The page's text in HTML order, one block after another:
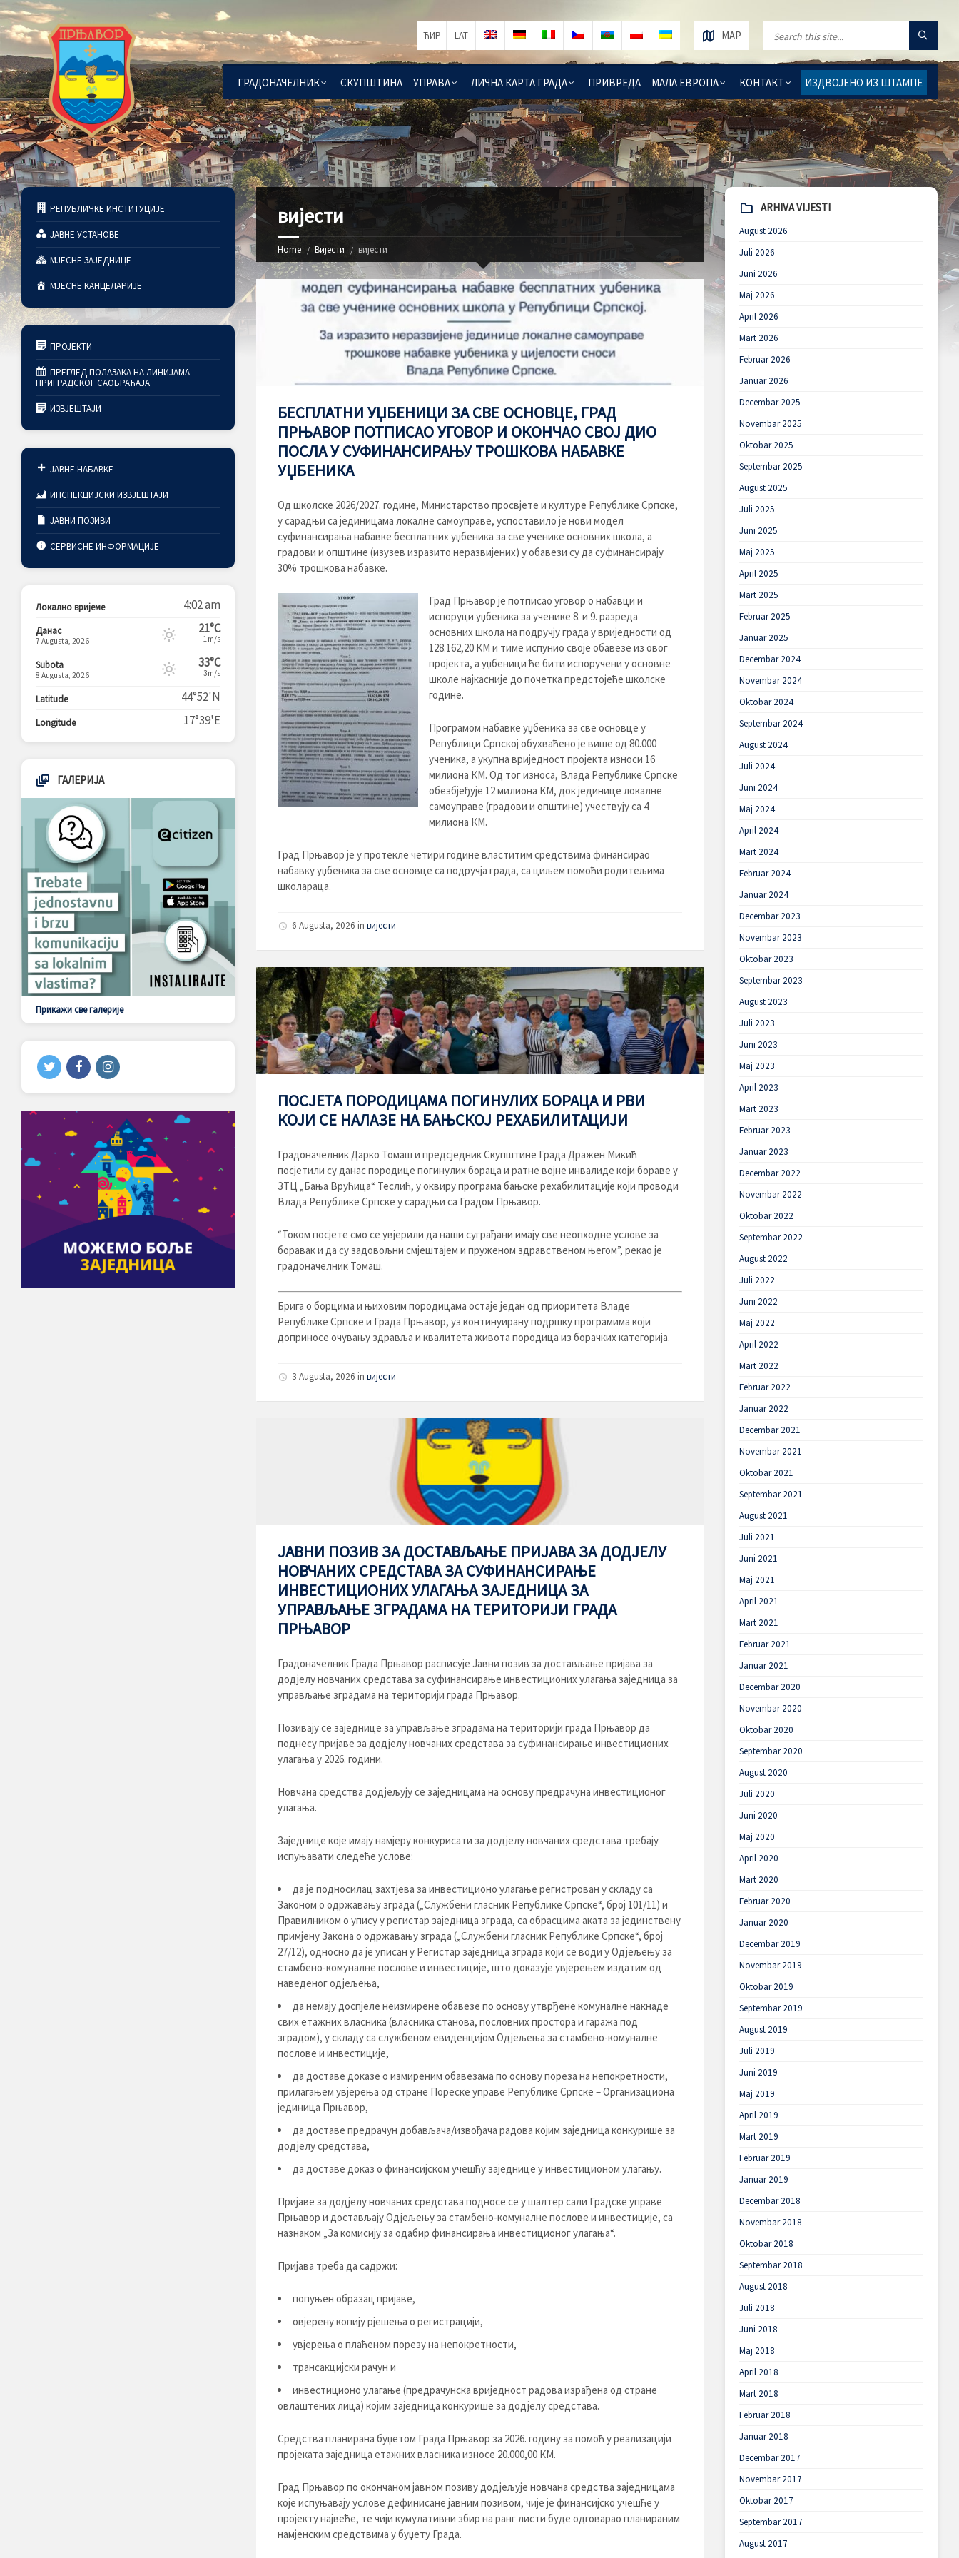
ГРАДОНАЧЕЛНИК СКУПШТИНА УПРАВА ЛИЧНА КАРТА ГРАДА ПРИВРЕДА МАЛА ЕВРОПА КОНТАКТ ИЗДВОЈЕНО ИЗ ШТАМПЕ
MAP
ЋИР LAT
вијести
Home Вијести вијести
БЕСПЛАТНИ УЏБЕНИЦИ ЗА СВЕ ОСНОВЦЕ, ГРАД
ПРЊАВОР ПОТПИСАО УГОВОР И ОКОНЧАО СВОЈ ДИО
ПОСЛА У СУФИНАНСИРАЊУ ТРОШКОВА НАБАВКЕ
УЏБЕНИКА
Од школске 2026/2027. године, Министарство просвјете и културе Републике Српске,
у сарадњи са јединицама локалне самоуправе, успоставило је нови модел
суфинансирања набавке бесплатних уџбеника за све ученике основних школа, а
градови и општине (изузев изразито неразвијених) у обавези су да суфинансирају
30% трошкова набавке.
Град Прњавор је потписао уговор о набавци и
испоруци уџбеника за ученике 8. и 9. разреда
основних школа на подручју града у вриједности од
128.162,20 КМ и тиме испунио своје обавезе из овог
пројекта, а уџбеници ће бити испоручени у основне
школе најкасније до почетка предстојеће школске
године.
Програмом набавке уџбеника за све основце у
Републици Српској обухваћено је више од 80.000
ученика, а укупна вриједност пројекта износи 16
милиона КМ. Од тог износа, Влада Републике Српске
обезбјеђује 12 милиона КМ, док јединице локалне
самоуправе (градови и општине) учествују са 4
милиона КМ.
Град Прњавор је у протекле четири године властитим средствима финансирао
набавку уџбеника за све основце са подручја града, са циљем помоћи родитељима
школараца.
6 Augusta, 2026 in вијести
ПОСЈЕТА ПОРОДИЦАМА ПОГИНУЛИХ БОРАЦА И РВИ
КОЈИ СЕ НАЛАЗЕ НА БАЊСКОЈ РЕХАБИЛИТАЦИЈИ
Градоначелник Дарко Томаш и предсједник Скупштине Града Дражен Микић
посјетили су данас породице погинулих бораца и ратне војне инвалиде који бораве у
ЗТЦ „Бања Врућица“ Теслић, у оквиру програма бањске рехабилитације који проводи
Влада Републике Српске у сарадњи са Градом Прњавор.
“Током посјете смо се увјерили да наши суграђани имају све неопходне услове за
боравак и да су задовољни смјештајем и пруженом здравственом његом”, рекао је
градоначелник Томаш.
Брига о борцима и њиховим породицама остаје један од приоритета Владе
Републике Српске и Града Прњавор, уз континуирану подршку програмима који
доприносе очувању здравља и квалитета живота породица из борачких категорија.
3 Augusta, 2026 in вијести
ЈАВНИ ПОЗИВ ЗА ДОСТАВЉАЊЕ ПРИЈАВА ЗА ДОДЈЕЛУ
НОВЧАНИХ СРЕДСТАВА ЗА СУФИНАНСИРАЊЕ
ИНВЕСТИЦИОНИХ УЛАГАЊА ЗАЈЕДНИЦА ЗА
УПРАВЉАЊЕ ЗГРАДАМА НА ТЕРИТОРИЈИ ГРАДА
ПРЊАВОР
Градоначелник Града Прњавор расписује Јавни позив за достављање пријава за
додјелу новчаних средстава за суфинансирање инвестиционих улагања заједница за
управљање зградама на територији града Прњавор.
Позивају се заједнице за управљање зградама на територији града Прњавор да
поднесу пријаве за додјелу новчаних средстава за суфинансирање инвестиционих
улагања у 2026. години.
Новчана средства додјељују се заједницама на основу предрачуна инвестиционог
улагања.
Заједнице које имају намјеру конкурисати за додјелу новчаних средстава требају
испуњавати следеће услове:
да је подносилац захтјева за инвестиционо улагање регистрован у складу са
Законом о одржавању зграда („Службени гласник Републике Српске“, број 101/11) и
Правилником о упису у регистар заједница зграда, са обрасцима аката за јединствену
примјену Закона о одржавању зграда („Службени гласник Републике Српске“, број
27/12), односно да је уписан у Регистар заједница зграда који се води у Одјељењу за
стамбено-комуналне послове и инвестиције, што доказује увјерењем издатим од
наведеног одјељења,
да немају доспјеле неизмирене обавезе по основу утврђене комуналне накнаде
свих етажних власника (власника станова, пословних простора и гаража под
зградом), у складу са службеном евиденцијом Одјељења за стамбено-комуналне
послове и инвестиције,
да доставе доказе о измиреним обавезама по основу пореза на непокретности,
прилагањем увјерења од стране Пореске управе Републике Српске – Организациона
јединица Прњавор,
да доставе предрачун добављача/извођача радова којим заједница конкурише за
додјелу средстава,
да доставе доказ о финансијском учешћу заједнице у инвестиционом улагању.
Пријаве за додјелу новчаних средстава подносе се у шалтер сали Градске управе
Прњавор и достављају Одјељењу за стамбено-комуналне послове и инвестиције, са
назнаком „За комисију за одабир финансирања инвестиционог улагања“.
Пријава треба да садржи:
попуњен образац пријаве,
овјерену копију рјешења о регистрацији,
увјерења о плаћеном порезу на непокретности,
трансакцијски рачун и
инвестиционо улагање (предрачунска вриједност радова израђена од стране
овлаштених лица) којим заједница конкурише за додјелу средстава.
Средства планирана буџетом Града Прњавор за 2026. годину за помоћ у реализацији
пројеката заједница етажних власника износе 20.000,00 КМ.
Град Прњавор по окончаном јавном позиву додјељује новчана средства заједницама
које испуњавају услове дефинисане јавним позивом, чије је финансијско учешће у
пројекту највеће, те чији кумулативни збир на ранг листи буде одговарао планираним
намјенским средствима у буџету Града.
РЕПУБЛИЧКЕ ИНСТИТУЦИЈЕ
ЈАВНЕ УСТАНОВЕ
МЈЕСНЕ ЗАЈЕДНИЦЕ
МЈЕСНЕ КАНЦЕЛАРИЈЕ
ПРОЈЕКТИ
ПРЕГЛЕД ПОЛАЗАКА НА ЛИНИЈАМА
ПРИГРАДСКОГ САОБРАЋАЈА
ИЗВЈЕШТАЈИ
ЈАВНЕ НАБАВКЕ
ИНСПЕКЦИЈСКИ ИЗВЈЕШТАЈИ
ЈАВНИ ПОЗИВИ
СЕРВИСНЕ ИНФОРМАЦИЈЕ
Локално вријеме 4:02 am
Данас
7 Augusta, 2026
21°C
1m/s
Subota
8 Augusta, 2026
33°C
3m/s
Latitude 44°52'N
Longitude 17°39'E
ГАЛЕРИЈА
Прикажи све галерије
ARHIVA VIJESTI
August 2026
Juli 2026
Juni 2026
Maj 2026
April 2026
Mart 2026
Februar 2026
Januar 2026
Decembar 2025
Novembar 2025
Oktobar 2025
Septembar 2025
August 2025
Juli 2025
Juni 2025
Maj 2025
April 2025
Mart 2025
Februar 2025
Januar 2025
Decembar 2024
Novembar 2024
Oktobar 2024
Septembar 2024
August 2024
Juli 2024
Juni 2024
Maj 2024
April 2024
Mart 2024
Februar 2024
Januar 2024
Decembar 2023
Novembar 2023
Oktobar 2023
Septembar 2023
August 2023
Juli 2023
Juni 2023
Maj 2023
April 2023
Mart 2023
Februar 2023
Januar 2023
Decembar 2022
Novembar 2022
Oktobar 2022
Septembar 2022
August 2022
Juli 2022
Juni 2022
Maj 2022
April 2022
Mart 2022
Februar 2022
Januar 2022
Decembar 2021
Novembar 2021
Oktobar 2021
Septembar 2021
August 2021
Juli 2021
Juni 2021
Maj 2021
April 2021
Mart 2021
Februar 2021
Januar 2021
Decembar 2020
Novembar 2020
Oktobar 2020
Septembar 2020
August 2020
Juli 2020
Juni 2020
Maj 2020
April 2020
Mart 2020
Februar 2020
Januar 2020
Decembar 2019
Novembar 2019
Oktobar 2019
Septembar 2019
August 2019
Juli 2019
Juni 2019
Maj 2019
April 2019
Mart 2019
Februar 2019
Januar 2019
Decembar 2018
Novembar 2018
Oktobar 2018
Septembar 2018
August 2018
Juli 2018
Juni 2018
Maj 2018
April 2018
Mart 2018
Februar 2018
Januar 2018
Decembar 2017
Novembar 2017
Oktobar 2017
Septembar 2017
August 2017